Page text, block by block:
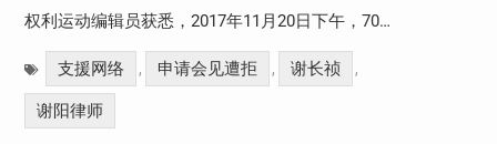
权利运动编辑员获悉，2017年11月20日下午，70…
支援网络 , 申请会见遭拒 , 谢长祯 ,
谢阳律师